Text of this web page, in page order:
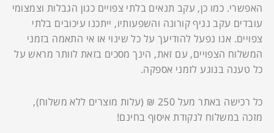
האפשרי. כמו כן, עקב תנאים בלתי צפויים כגון הגבלות וצמצומי
עובדים עקב נגיף קורונה והשפעותיו, ייתכנו עיכובים בלתי
צפויים. אנו נפעל להודיעך על כל שינוי או אי התאמה בזמני
המשלוח הצפויים, עם זאת, הינך מסכים בזאת לוותר מראש על
כל טענה בנוגע לזמני אספקה.
כל רכישה באתר מעל 250 ₪ (עלות מוצרים ללא משלוח),
מזכה במשלוח לנקודת איסוף בחינם!